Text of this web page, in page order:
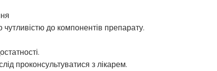
до компонентів препарату.
проконсультуватися з лікарем.